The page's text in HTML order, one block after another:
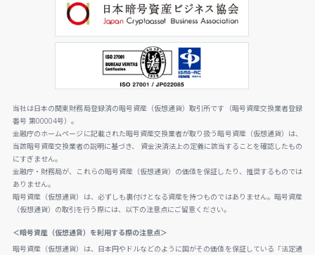
当社は日本の関東財務局登録済の暗号資産（仮想通貨）取引所です（暗号資産交換業者登録
番号 第00004号）。
金融庁のホームページに記載された暗号資産交換業者が取り扱う暗号資産（仮想通貨）は、
当該暗号資産交換業者の説明に基づき、 資金決済法上の定義に該当することを確認したもの
にすぎません。
金融庁・財務局が、これらの暗号資産（仮想通貨）の価値を保証したり、推奨するものでは
ありません。
暗号資産（仮想通貨）は、必ずしも裏付けとなる資産を持つものではありません。暗号資産
（仮想通貨）の取引を行う際には、以下の注意点にご留意ください。
＜暗号資産（仮想通貨）を利用する際の注意点＞
暗号資産（仮想通貨）は、日本円やドルなどのように国がその価値を保証している「法定通